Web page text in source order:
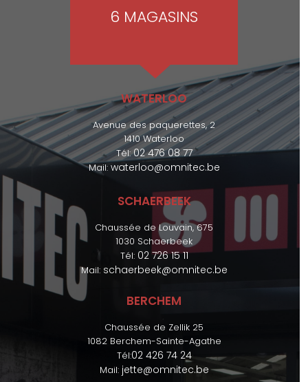
6 MAGASINS
WATERLOO
Avenue des paquerettes, 2
1410 Waterloo
Tél:02 476 08 77
Mail: waterloo@omnitec.be
SCHAERBEEK
Chaussée de Louvain, 675
1030 Schaerbeek
Tél: 02 726 15 11
Mail: schaerbeek@omnitec.be
BERCHEM
Chaussée de Zellik 25
1082 Berchem-Sainte-Agathe
Tél:02 426 74 24
Mail: jette@omnitec.be